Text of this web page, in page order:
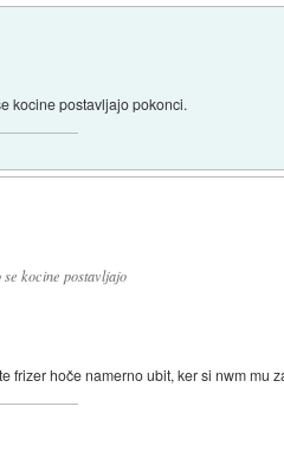
kocine postavljajo pokonci.
kocine postavljajo
hoče namerno ubit, ker si nwm mu